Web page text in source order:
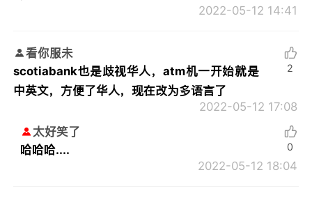
2022-05-12 14:41
看你服未
scotiabank也是歧视华人，atm机一开始就是
中英文，方便了华人，现在改为多语言了
2022-05-12 17:08
2
太好笑了
哈哈哈....
2022-05-12 18:04
0